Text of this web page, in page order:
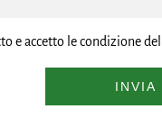
e accetto le condizione
INVIA